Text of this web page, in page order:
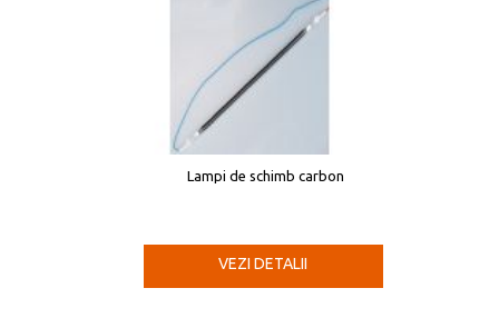
Lampi de schimb carbon
VEZI DETALII